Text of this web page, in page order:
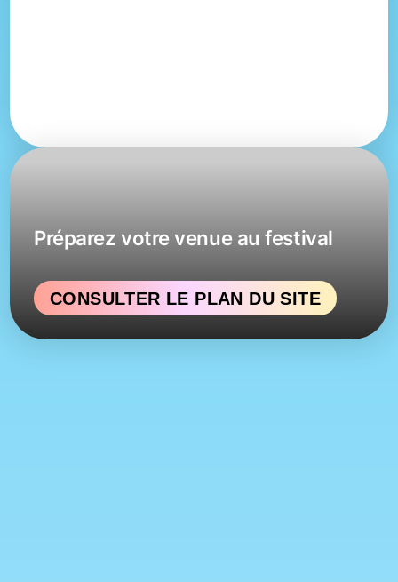
Préparez votre venue au festival
CONSULTER LE PLAN DU SITE